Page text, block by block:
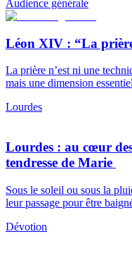
Audience générale
Léon XIV : “La prière
La prière n’est ni une
mais une dimension
Lourdes
Lourdes : au cœur
tendresse de Marie
Sous le soleil ou sous la
leur passage pour être
Dévotion